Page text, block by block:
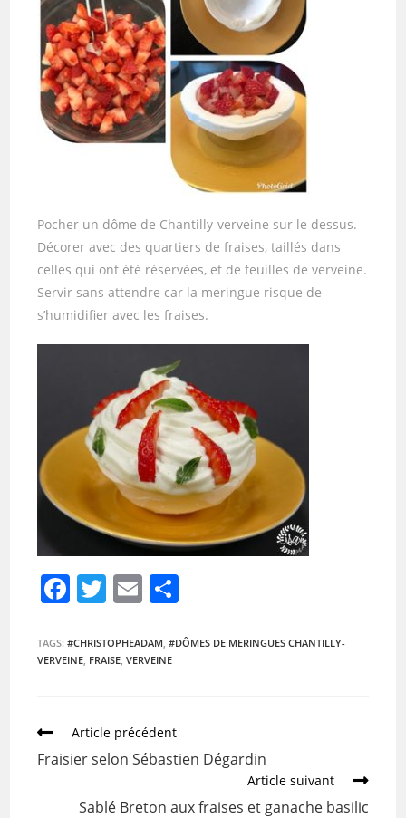
Pocher un dôme de Chantilly-verveine sur le dessus.
Décorer avec des quartiers de fraises, taillés dans
celles qui ont été réservées, et de feuilles de verveine.
Servir sans attendre car la meringue risque de
s’humidifier avec les fraises.
F
c
e
o
o
k
T
itt
er
E
ai
l
ta
TAGS:#CHRISTOPHEADAM, #DÔMES DE MERINGUES CHANTILLY-
VERVEINE, FRAISE, VERVEINE
Article précédent
Fraisier selon Sébastien Dégardin
Article suivant
Sablé Breton aux fraises et ganache basilic